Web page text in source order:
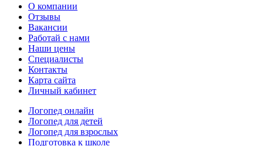
О компании
Отзывы
Вакансии
Работай с нами
Наши цены
Специалисты
Контакты
Карта сайта
Личный кабинет
Логопед онлайн
Логопед для детей
Логопед для взрослых
Подготовка к школе